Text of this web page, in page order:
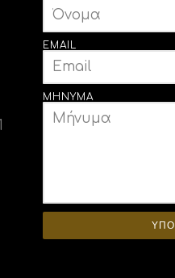
EMAIL
ΜΉΝΥΜΑ